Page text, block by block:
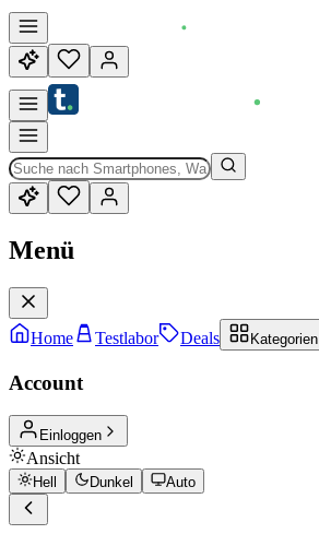
Menü
Home Testlabor Deals Kategorien
Account
Einloggen
Ansicht
Hell Dunkel Auto